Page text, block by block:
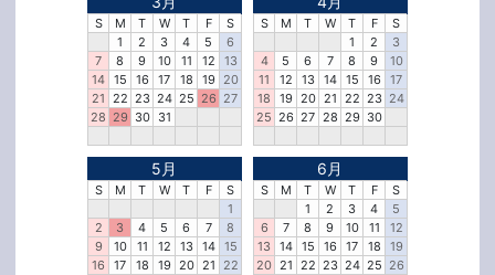
S M T W T F
S
1
2 3 4 5
6
7
8 9 10 11 12
13
14 15 16 17 18 19
20
21 22 23 24 25 26 27
28 29 30 31
S M T W T F
S
1
2
3
4
5 6 7 8 9
10
11
12 13 14 15 16
17
18
19 20 21 22 23 24
25 26 27 28 29 30
5月
S M T W T F
S
1
2
3 4 5 6 7
8
9
10 11 12 13 14
15
16
17 18 19 20 21
22
6月
S M T W T F
S
1
2 3 4
5
6
7 8 9 10 11
12
13
14 15 16 17 18
19
20 21 22 23 24 25 26